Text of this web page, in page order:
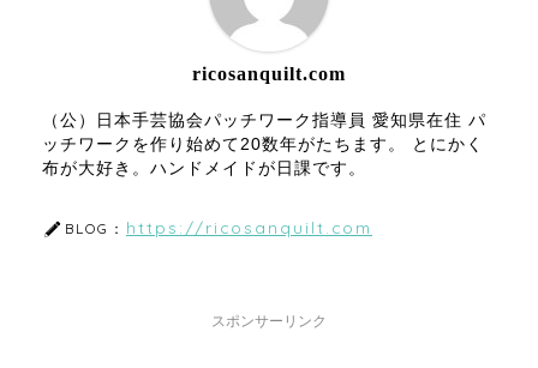
ricosanquilt.com
（公）日本手芸協会パッチワーク指導員 愛知県在住 パ
ッチワークを作り始めて20数年がたちます。 とにかく
布が大好き。ハンドメイドが日課です。
BLOG： https://ricosanquilt.com
スポンサーリンク